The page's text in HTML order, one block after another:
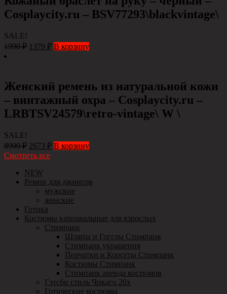
Сosplaycity.ru – BSV77293\blackvintage\
SALE!
1990₽ 1379 ₽ В корзину
Женский ремень из натуральной кожи
– винтажный охра – Сosplaycity.ru –
LRBTSV24579\retro-vintage\ W \
SALE!
8900₽ 2673 ₽ В корзину
Смотреть все
NEW
Ремни для джинсов
мужские
женские
Готика
Костюмы карнавальные для взрослых
Стимпанк
Шляпы и Гогглы Стимпанк
Стимпанк украшения
Перчатки и Корсеты Стимпанк
Костюмы Стимпанк
Стимпанк аренда костюмов
Гэтсби стиль Чикаго 20х
Готические костюмы